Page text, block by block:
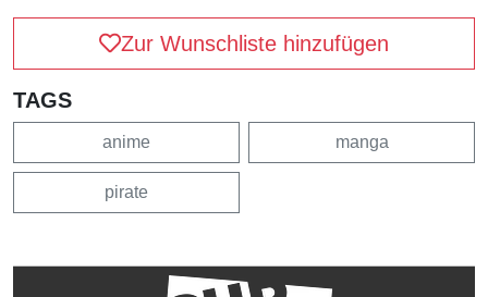
Zur Wunschliste hinzufügen
TAGS
anime manga
pirate